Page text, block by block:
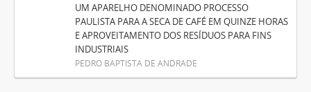
UM APARELHO DENOMINADO PROCESSO
PAULISTA PARA A SECA DE CAFÉ EM QUINZE HORAS
E APROVEITAMENTO DOS RESÍDUOS PARA FINS
INDUSTRIAIS
PEDRO BAPTISTA DE ANDRADE